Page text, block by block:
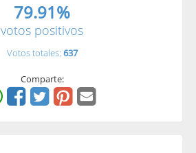
79.91%
votos positivos
Votos totales: 637
Comparte: